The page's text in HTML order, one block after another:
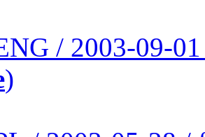
/ 2003-09-
)